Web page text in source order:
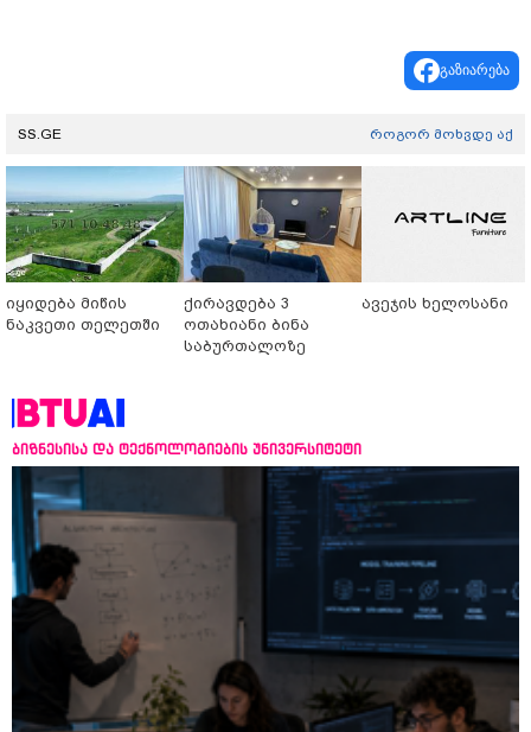
გაზიარება
SS.GE როგორ მოხვდე აქ
იყიდება მიწის
ნაკვეთი თელეთში
ქირავდება 3
ოთახიანი ბინა
საბურთალოზე
ავეჯის ხელოსანი
ბიზნესისა და ტექნოლოგიების უნივერსიტეტი